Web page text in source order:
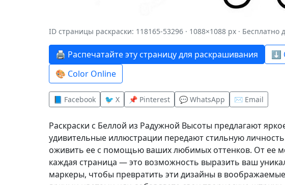
ID страницы раскраски: 118165-53296 · 1088×1088 px · Бесплатно
🖨️ Распечатайте эту страницу для раскрашивания
⬇️
🎨 Color Online
📘 Facebook 🐦 X 📌 Pinterest 💬 WhatsApp ✉️ Email
Раскраски с Беллой из Радужной Высоты предлагают
удивительные иллюстрации передают стильную
оживить ее с помощью ваших любимых оттенков. От ее
каждая страница — это возможность выразить ваш
маркеры, чтобы превратить эти дизайны в